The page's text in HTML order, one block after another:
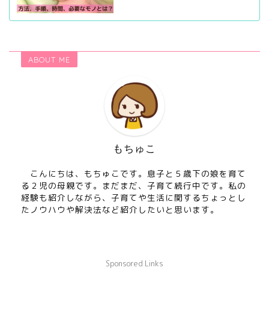
ABOUT ME
もちゅこ
こんにちは、もちゅこです。息子と５歳下の娘を育て
る２児の母親です。まだまだ、子育て続行中です。私の
経験も紹介しながら、子育てや生活に関するちょっとし
たノウハウや解決法など紹介したいと思います。
Sponsored Links